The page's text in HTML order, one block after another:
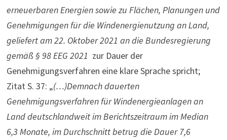
erneuerbaren Energien sowie zu Flächen, Planungen und
Genehmigungen für die Windenergienutzung an Land,
geliefert am 22. Oktober 2021 an die Bundesregierung
gemäß § 98 EEG 2021 zur Dauer der
Genehmigungsverfahren eine klare Sprache spricht;
Zitat S. 37: „(…)Demnach dauerten
Genehmigungsverfahren für Windenergieanlagen an
Land deutschlandweit im Berichtszeitraum im Median
6,3 Monate, im Durchschnitt betrug die Dauer 7,6